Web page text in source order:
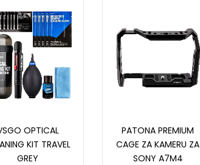
OPTICAL
KIT TRAVEL
GREY
PATONA PREMIUM
CAGE ZA KAMERU ZA
SONY A7M4